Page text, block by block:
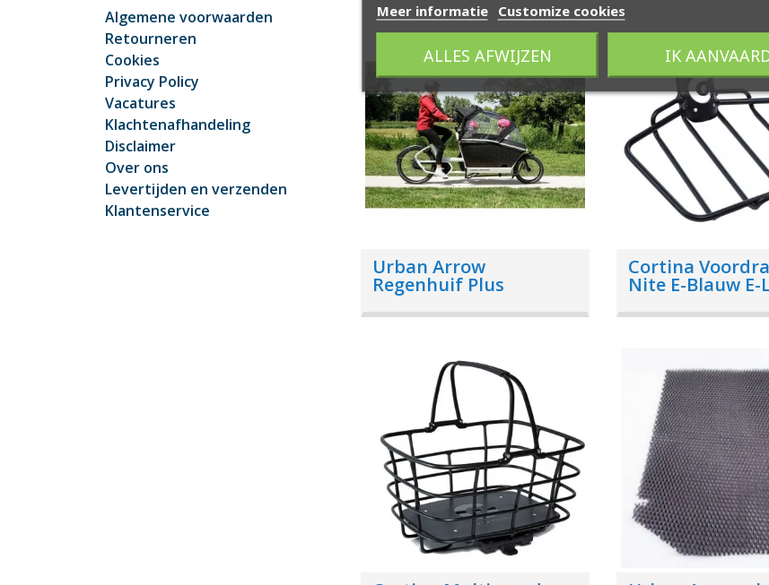
Algemene voorwaarden
Retourneren
Cookies
Privacy Policy
Vacatures
Klachtenafhandeling
Disclaimer
Over ons
Levertijden en verzenden
Klantenservice
Urban Arrow
Regenhuif Plus
Cortina
Nite E-Blauw E-
Meer informatie Customize cookies
ALLES AFWIJZEN IK